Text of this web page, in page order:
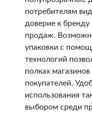
потребителям
доверие к бренду
продаж.
упаковки с
технологий
полках
покупателей.
использования
выбором среди